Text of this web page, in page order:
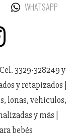
WHATSAPP
3329-328249 y
y retapizados |
lonas, vehículos,
y más |
bebés